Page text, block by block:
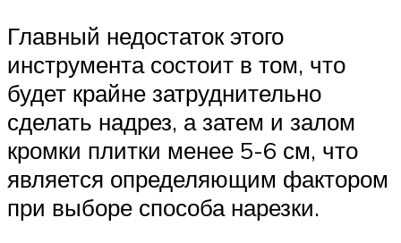
Главный недостаток этого
инструмента состоит в том, что
будет крайне затруднительно
сделать надрез, а затем и залом
кромки плитки менее 5-6 см, что
является определяющим фактором
при выборе способа нарезки.